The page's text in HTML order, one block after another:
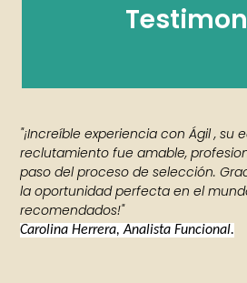
"¡Increíble experiencia con Ágil , su
reclutamiento fue amable,
paso del proceso de selección.
la oportunidad perfecta en el
recomendados!"
Carolina Herrera, Analista Funcional.